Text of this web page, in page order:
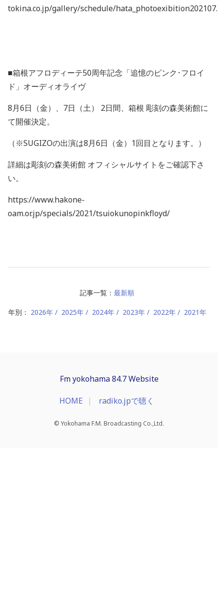
tokina.co.jp/gallery/schedule/
■箱根アフロディーテ50周年記念「追憶のピンク･フロイ
ド」オーディオライヴ
8月6日（金）、 7日（土） 2日間、箱根 彫刻の森美術館に
て開催決定。
（※SUGIZOの出演は8月6日（金） 1回目となります。）
詳細は彫刻の森美術館 オフィシャルサイトをご確認下さ
い。
https://www.hakone-
oam.or.jp/specials/2021/tsuiokunopinkfloyd/
記事一覧： 最新順
年別： 2026年 2025年 2024年 2023年 2022年 2021年
Fm yokohama 84.7 Website
HOME radiko.jpで聴く
© Yokohama F.M. Broadcasting Co.,Ltd.